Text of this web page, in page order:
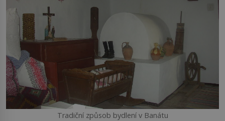
Tradiční způsob bydlení v Banátu